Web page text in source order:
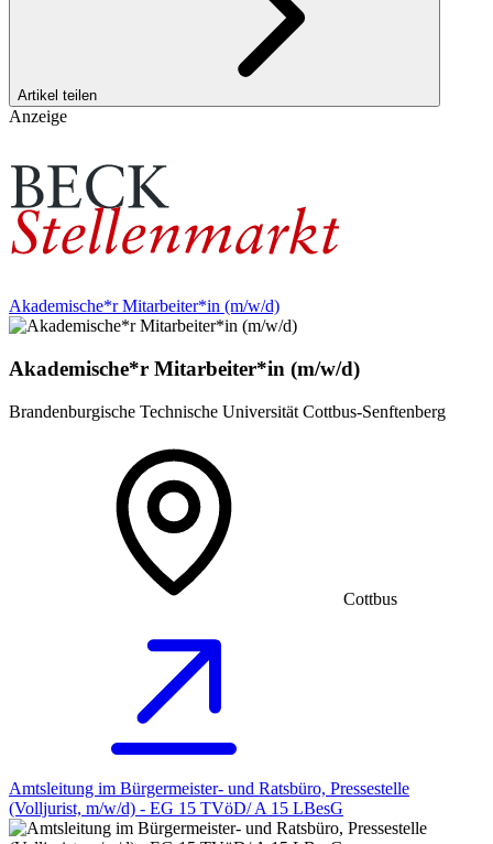
Artikel teilen
Anzeige
Akademische*r Mitarbeiter*in (m/w/d)
Akademische*r Mitarbeiter*in (m/w/d)
Brandenburgische Technische Universität Cottbus-Senftenberg
Cottbus
Amtsleitung im Bürgermeister- und Ratsbüro, Pressestelle
(Volljurist, m/w/d) - EG 15 TVöD/ A 15 LBesG